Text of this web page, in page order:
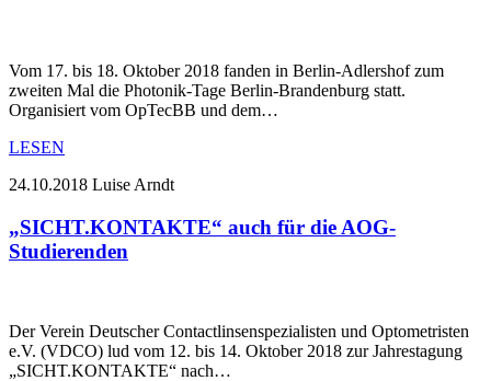
Vom 17. bis 18. Oktober 2018 fanden in Berlin-Adlershof zum
zweiten Mal die Photonik-Tage Berlin-Brandenburg statt.
Organisiert vom OpTecBB und dem…
LESEN
24.10.2018 Luise Arndt
„SICHT.KONTAKTE“ auch für die AOG-
Studierenden
Der Verein Deutscher Contactlinsenspezialisten und Optometristen
e.V. (VDCO) lud vom 12. bis 14. Oktober 2018 zur Jahrestagung
„SICHT.KONTAKTE“ nach…